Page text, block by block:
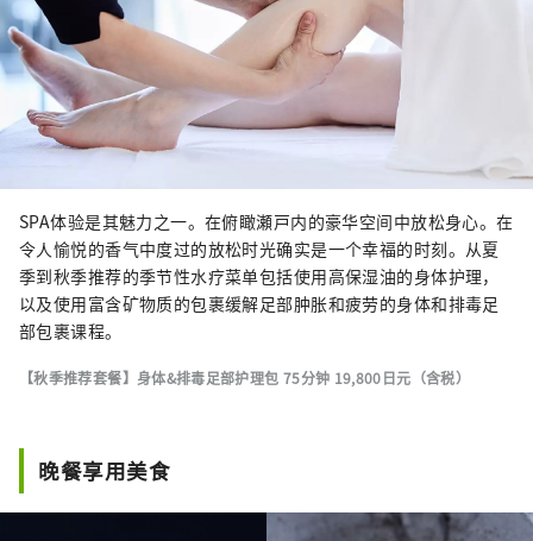
SPA体验是其魅力之一。在俯瞰瀬戸内的豪华空间中放松身心。在
令人愉悦的香气中度过的放松时光确实是一个幸福的时刻。从夏
季到秋季推荐的季节性水疗菜单包括使用高保湿油的身体护理，
以及使用富含矿物质的包裹缓解足部肿胀和疲劳的身体和排毒足
部包裹课程。
【秋季推荐套餐】身体&排毒足部护理包 75分钟 19,800日元（含税）
晚餐享用美食